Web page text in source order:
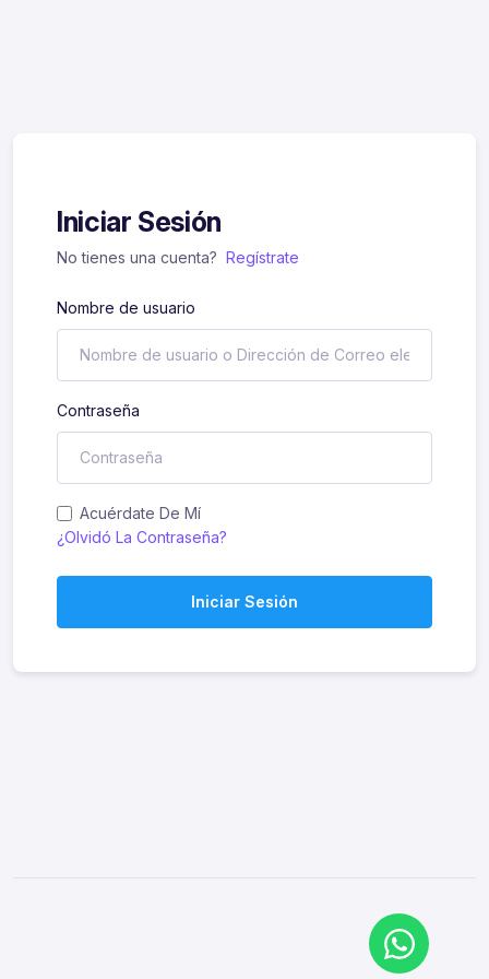
Iniciar Sesión
No tienes una cuenta? Regístrate
Nombre de usuario
Contraseña
Acuérdate De Mí
¿Olvidó La Contraseña?
Iniciar Sesión